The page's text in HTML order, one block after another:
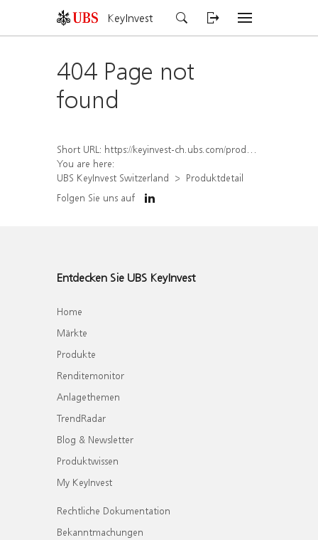
KeyInvest
404 Page not
found
Short URL: https://keyinvest-ch.ubs.com/produkt/detail/index/isin/CH1565643272
You are here:
UBS KeyInvest Switzerland
Produktdetail
Folgen Sie uns auf
Entdecken Sie UBS KeyInvest
Home
Märkte
Produkte
Renditemonitor
Anlagethemen
TrendRadar
Blog & Newsletter
Produktwissen
My KeyInvest
Rechtliche Dokumentation
Bekanntmachungen